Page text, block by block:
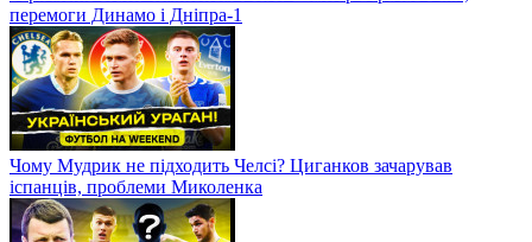
перемоги Динамо і Дніпра-1
Чому Мудрик не підходить Челсі? Циганков зачарував
іспанців, проблеми Миколенка